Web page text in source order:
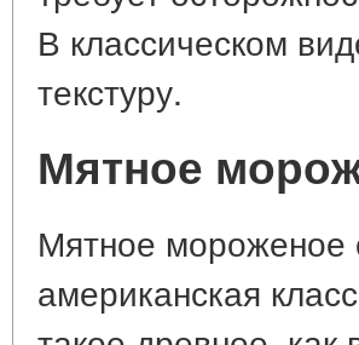
В классическом
текстуру.
Мятное
Мятное
американская